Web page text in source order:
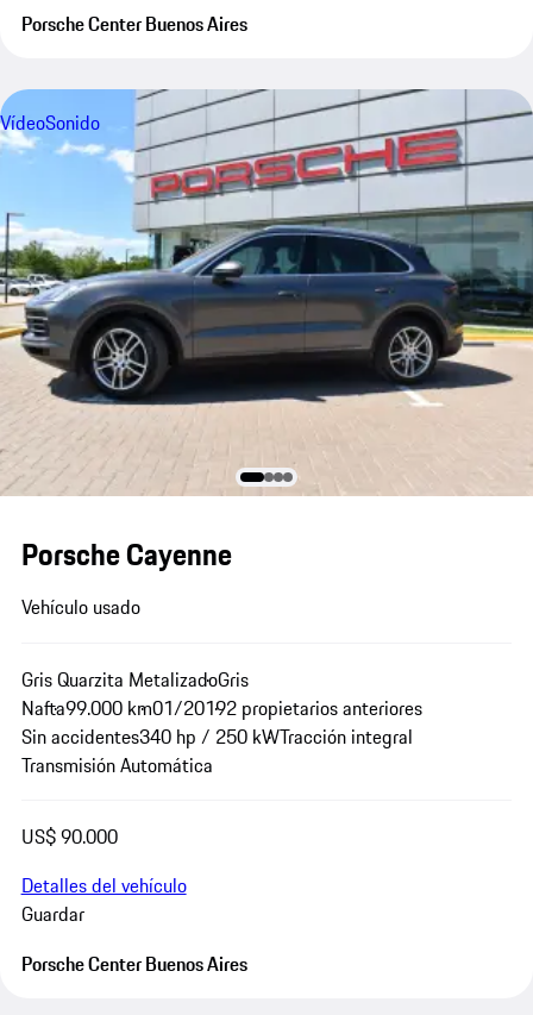
Porsche Center Buenos Aires
VídeoSonido
Porsche Cayenne
Vehículo usado
Gris Quarzita MetalizadoGris
Nafta99.000 km01/20192 propietarios anteriores
Sin accidentes340 hp / 250 kWTracción integral
Transmisión Automática
US$ 90.000
Detalles del vehículo
Guardar
Porsche Center Buenos Aires